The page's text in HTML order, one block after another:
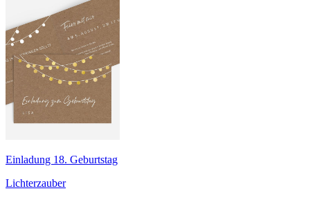
Einladung 18. Geburtstag
Lichterzauber